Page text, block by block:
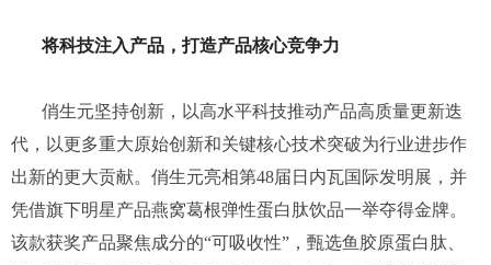
将科技注入产品，打造产品核心竞争力
俏生元坚持创新，以高水平科技推动产品高质量更新迭
代，以更多重大原始创新和关键核心技术突破为行业进步作
出新的更大贡献。俏生元亮相第48届日内瓦国际发明展，并
凭借旗下明星产品燕窝葛根弹性蛋白肽饮品一举夺得金牌。
该款获奖产品聚焦成分的“可吸收性”，甄选鱼胶原蛋白肽、